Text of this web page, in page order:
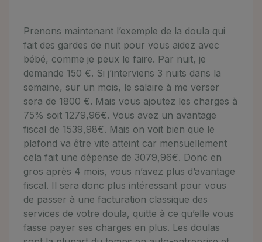
Prenons maintenant l’exemple de la doula qui
fait des gardes de nuit pour vous aidez avec
bébé, comme je peux le faire. Par nuit, je
demande 150 €. Si j’interviens 3 nuits dans la
semaine, sur un mois, le salaire à me verser
sera de 1800 €. Mais vous ajoutez les charges à
75% soit 1279,96€. Vous avez un avantage
fiscal de 1539,98€. Mais on voit bien que le
plafond va être vite atteint car mensuellement
cela fait une dépense de 3079,96€. Donc en
gros après 4 mois, vous n’avez plus d’avantage
fiscal. Il sera donc plus intéressant pour vous
de passer à une facturation classique des
services de votre doula, quitte à ce qu’elle vous
fasse payer ses charges en plus. Les doulas